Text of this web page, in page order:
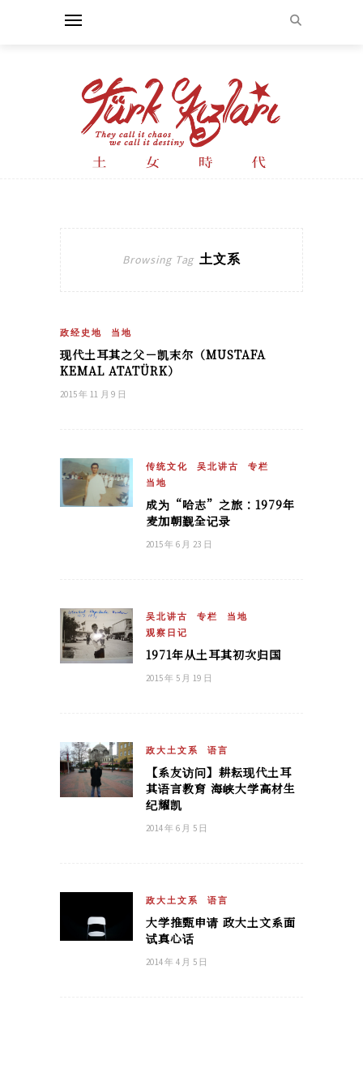
Browsing Tag 土文系
政经史地 当地
现代土耳其之父－凯末尔（MUSTAFA
KEMAL ATATÜRK）
2015 年 11 月 9 日
传统文化 吴北讲古
专栏
当地
成为“哈志”之旅：1979年
麦加朝觐全记录
2015 年 6 月 23 日
吴北讲古 专栏
当地
观察日记
1971年从土耳其初次归国
2015 年 5 月 19 日
政大土文系 语言
【系友访问】耕耘现代土耳
其语言教育 海峡大学高材生
纪耀凯
2014 年 6 月 5 日
政大土文系 语言
大学推甄申请 政大土文系面
试真心话
2014 年 4 月 5 日